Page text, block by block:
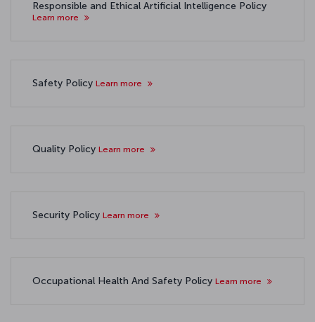
Responsible and Ethical Artificial Intelligence Policy
Learn more
Safety Policy Learn more
Quality Policy Learn more
Security Policy Learn more
Occupational Health And Safety Policy Learn more